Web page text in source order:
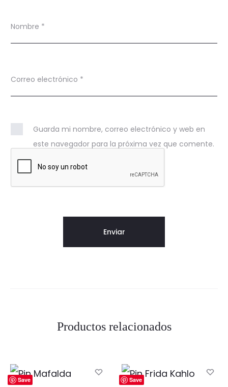
Nombre *
Correo electrónico *
Guarda mi nombre, correo electrónico y web en
este navegador para la próxima vez que comente.
Productos relacionados
Save Save